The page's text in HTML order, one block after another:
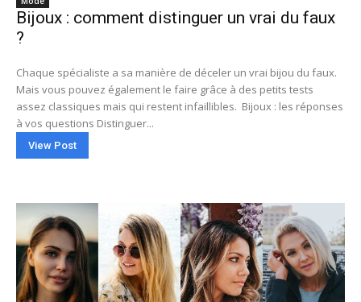
Bijoux : comment distinguer un vrai du faux
?
Chaque spécialiste a sa manière de déceler un vrai bijou du faux.
Mais vous pouvez également le faire grâce à des petits tests
assez classiques mais qui restent infaillibles. Bijoux : les réponses
à vos questions Distinguer...
View Post